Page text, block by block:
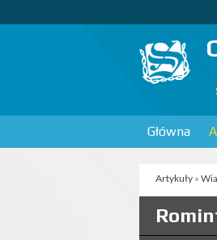
Główna
Artykuły »